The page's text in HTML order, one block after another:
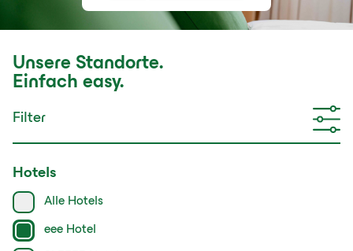
Unsere Standorte.
Einfach easy.
Filter
Hotels
Alle Hotels
eee Hotel